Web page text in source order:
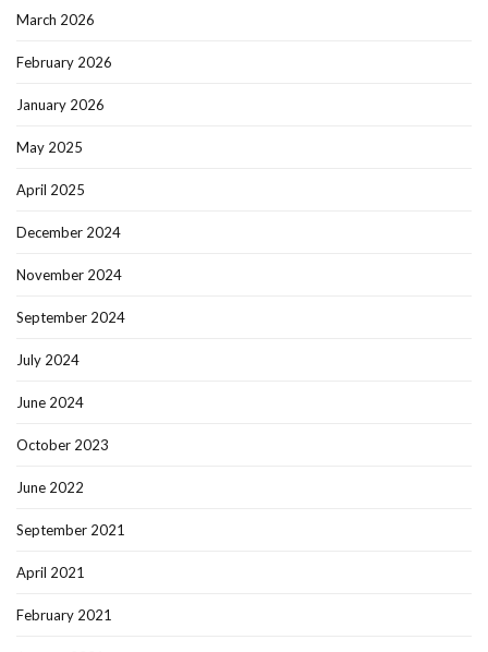
March 2026
February 2026
January 2026
May 2025
April 2025
December 2024
November 2024
September 2024
July 2024
June 2024
October 2023
June 2022
September 2021
April 2021
February 2021